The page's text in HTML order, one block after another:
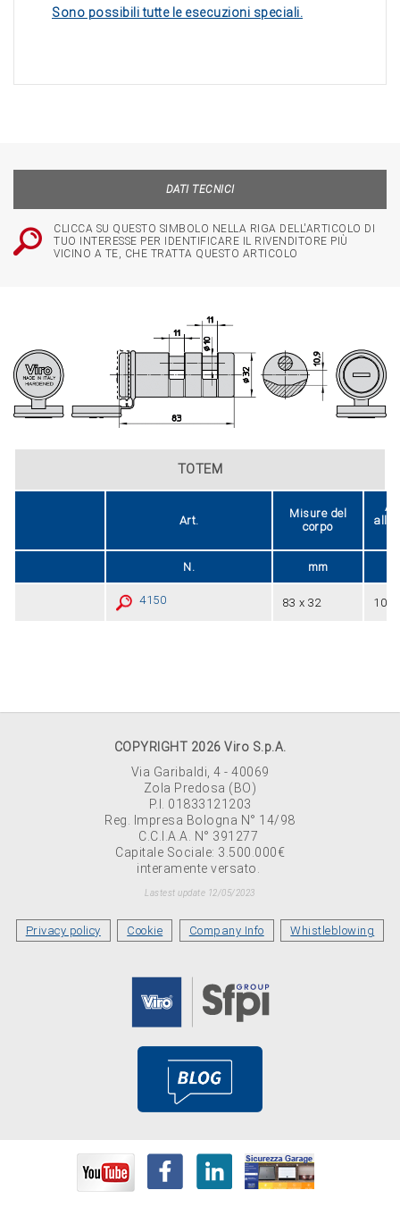
Sono possibili tutte le esecuzioni speciali.
DATI TECNICI
CLICCA SU QUESTO SIMBOLO NELLA RIGA DELL'ARTICOLO DI
TUO INTERESSE PER IDENTIFICARE IL RIVENDITORE PIÙ
VICINO A TE, CHE TRATTA QUESTO ARTICOLO
TOTEM
Art.
Misure del
corpo
N. mm
4150 83 x 32 10,9
COPYRIGHT 2026 Viro S.p.A.
Via Garibaldi, 4 - 40069
Zola Predosa (BO)
P.I. 01833121203
Reg. Impresa Bologna N° 14/98
C.C.I.A.A. N° 391277
Capitale Sociale: 3.500.000€
interamente versato.
Lastest update 12/05/2023
Privacy policy Cookie Company Info Whistleblowing